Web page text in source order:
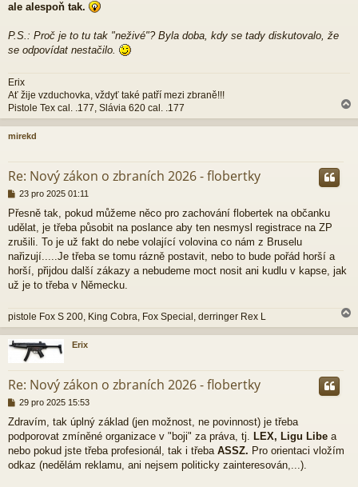
ale alespoň tak.
P.S.: Proč je to tu tak "neživé"? Byla doba, kdy se tady diskutovalo, že
se odpovídat nestačilo.
Erix
Ať žije vzduchovka, vždyť také patří mezi zbraně!!!
Pistole Tex cal. .177, Slávia 620 cal. .177
a
h
mirekd
Re: Nový zákon o zbraních 2026 - flobertky
P
í
s
p
ě
e
k
23 pro 2025 01:11
Přesně tak, pokud můžeme něco pro zachování flobertek na občanku
udělat, je třeba působit na poslance aby ten nesmysl registrace na ZP
zrušili. To je už fakt do nebe volající volovina co nám z Bruselu
nařizují.....Je třeba se tomu rázně postavit, nebo to bude pořád horší a
horší, přijdou další zákazy a nebudeme moct nosit ani kudlu v kapse, jak
už je to třeba v Německu.
pistole Fox S 200, King Cobra, Fox Special, derringer Rex L
a
h
Erix
Re: Nový zákon o zbraních 2026 - flobertky
P
í
s
p
ě
29 pro 2025 15:53
Zdravím, tak úplný základ (jen možnost, ne povinnost) je třeba
podporovat zmíněné organizace v "boji" za práva, tj. LEX, Ligu Libe a
nebo pokud jste třeba profesionál, tak i třeba ASSZ. Pro orientaci vložím
odkaz (nedělám reklamu, ani nejsem politicky zainteresován,...).